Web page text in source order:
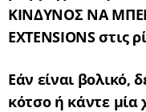
ΚΙΝΔΥΝΟΣ ΝΑ
EXTENSIONSστις
Εάν είναι βολικό,
κότσο ή κάντε